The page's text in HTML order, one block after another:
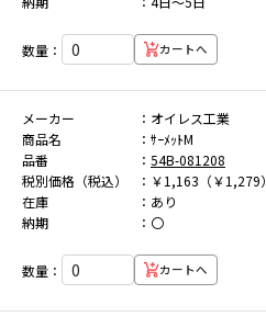
数量： カートへ
メーカー
オイレス工業
商品名
ｻｰﾒｯﾄM
品番
54B-081208
税別価格（税込）
￥1,163（￥1,279）
在庫
あり
納期
〇
数量： カートへ